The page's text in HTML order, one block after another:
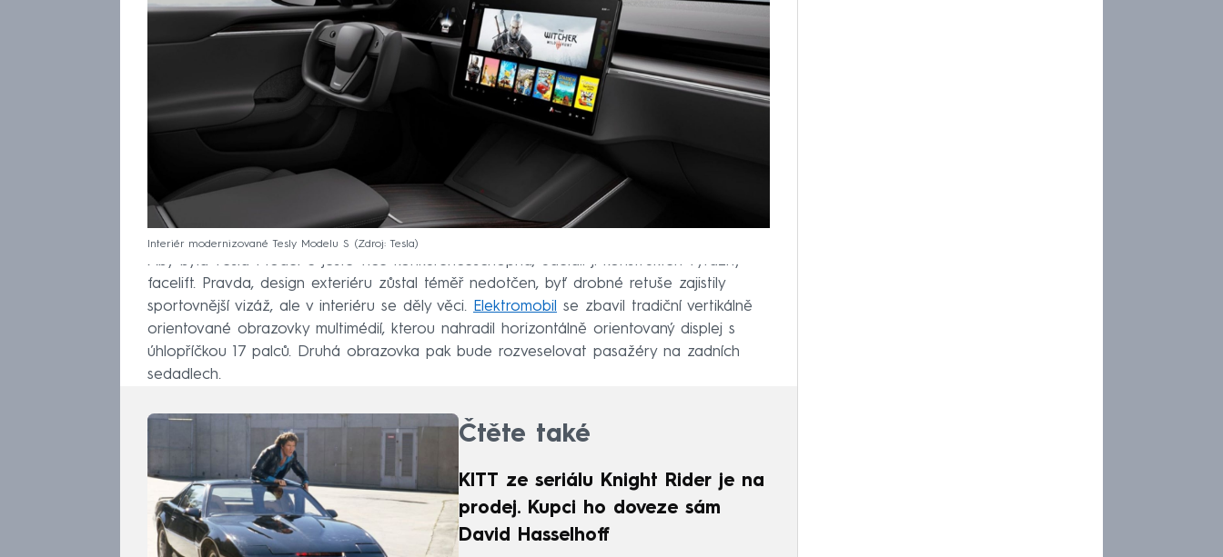
Interiér modernizované Tesly Modelu S Zdroj: Tesla
Aby byla Tesla Model S ještě více konkurenceschopná, udělali jí konstruktéři výrazný
facelift. Pravda, design exteriéru zůstal téměř nedotčen, byť drobné retuše zajistily
sportovnější vizáž, ale v interiéru se děly věci. Elektromobil
se zbavil tradiční vertikálně
orientované obrazovky multimédií, kterou nahradil horizontálně orientovaný displej s
úhlopříčkou 17 palců. Druhá obrazovka pak bude rozveselovat pasažéry na zadních
sedadlech.
Čtěte také
KITT ze seriálu Knight Rider je na
prodej. Kupci ho doveze sám
David Hasselhoff